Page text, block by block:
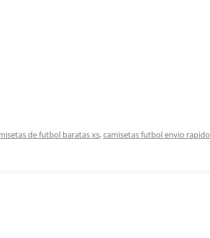
de futbol baratas xs,camisetas futbol envio rapido